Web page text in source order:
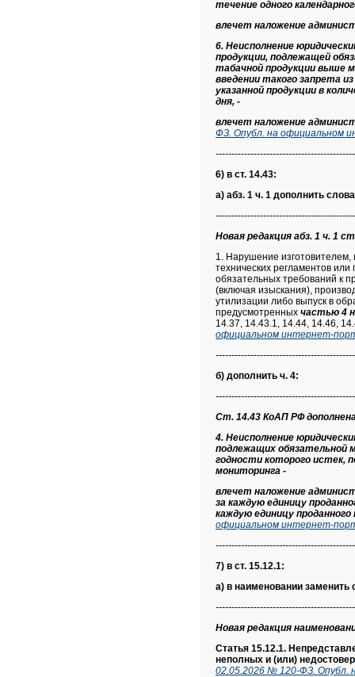
течение одного
влечет наложение
6. Неисполнение
продукции, подлежащей
табачной продукции выше
введении такого запрета
указанной продукции в
дня, -
влечет наложение
ФЗ. Опубл. на официальном
6) в ст. 14.43:
а) абз. 1 ч. 1 дополнить
Новая редакция абз. 1 ч. 1
1. Нарушение
технических регламентов
обязательных требований к
(включая изыскания),
утилизации либо выпуск в
предусмотренных частью 4
14.37, 14.43.1, 14.44, 14.46,
официальном интернет-
б) дополнить ч. 4:
Ст. 14.43 КоАП РФ
4. Неисполнение
подлежащих обязательной
годности которого истек,
мониторинга -
влечет наложение
за каждую единицу
каждую единицу
официальном интернет-
7) в ст. 15.12.1:
а) в наименовании заменить
Новая редакция
Статья 15.12.1.
неполных и (или)
02.05.2026 № 120-ФЗ. Опубл.